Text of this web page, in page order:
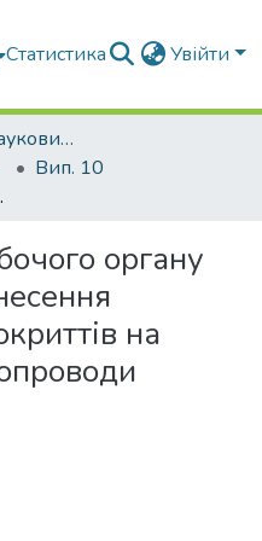
Статистика Увійти
Вибрані статті з наукових збірників КНУБА
Вип. 10
трубопроводи
органу
на